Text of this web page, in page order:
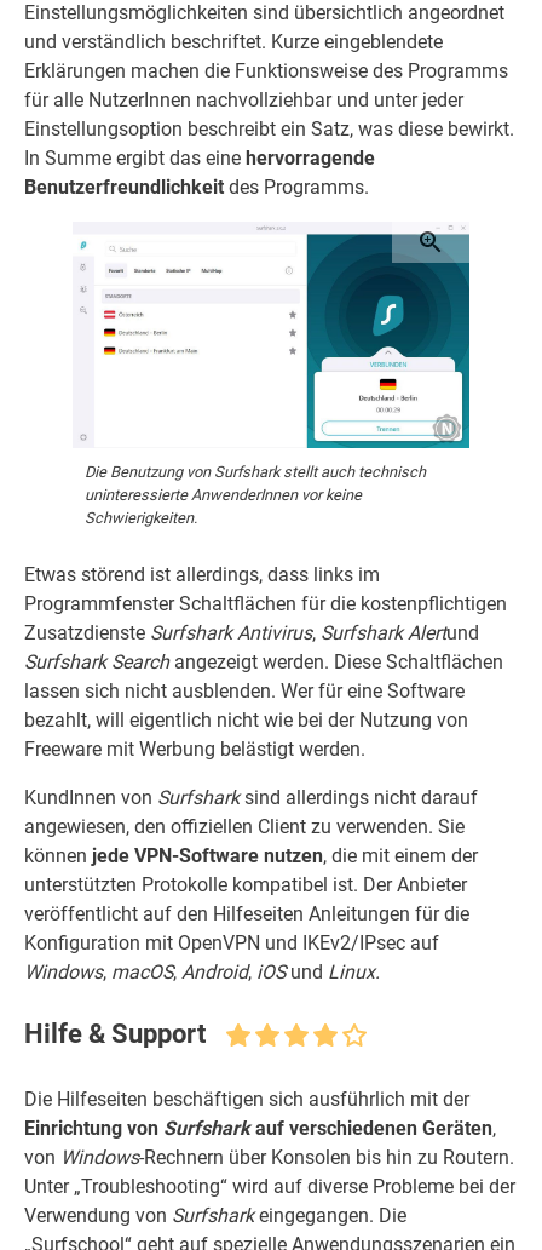
Einstellungsmöglichkeiten sind übersichtlich angeordnet
und verständlich beschriftet. Kurze eingeblendete
Erklärungen machen die Funktionsweise des Programms
für alle NutzerInnen nachvollziehbar und unter jeder
Einstellungsoption beschreibt ein Satz, was diese bewirkt.
In Summe ergibt das eine hervorragende
Benutzerfreundlichkeit des Programms.
Die Benutzung von Surfshark stellt auch technisch
uninteressierte AnwenderInnen vor keine
Schwierigkeiten.
Etwas störend ist allerdings, dass links im
Programmfenster Schaltflächen für die kostenpflichtigen
Zusatzdienste Surfshark Antivirus, Surfshark Alertund
Surfshark Searchangezeigt werden. Diese Schaltflächen
lassen sich nicht ausblenden. Wer für eine Software
bezahlt, will eigentlich nicht wie bei der Nutzung von
Freeware mit Werbung belästigt werden.
KundInnen von Surfsharksind allerdings nicht darauf
angewiesen, den offiziellen Client zu verwenden. Sie
können jede VPN-Software nutzen, die mit einem der
unterstützten Protokolle kompatibel ist. Der Anbieter
veröffentlicht auf den Hilfeseiten Anleitungen für die
Konfiguration mit OpenVPN und IKEv2/IPsec auf
Windows, macOS, Android, iOSund Linux.
Hilfe & Support
Die Hilfeseiten beschäftigen sich ausführlich mit der
Einrichtung von Surfsharkauf verschiedenen Geräten,
von Windows-Rechnern über Konsolen bis hin zu Routern.
Unter „Troubleshooting“ wird auf diverse Probleme bei der
Verwendung von Surfsharkeingegangen. Die
„Surfschool“ geht auf spezielle Anwendungsszenarien ein